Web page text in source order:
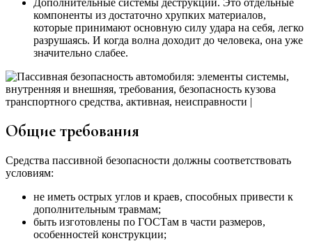
Дополнительные системы деструкции. Это отдельные
компоненты из достаточно хрупких материалов,
которые принимают основную силу удара на себя, легко
разрушаясь. И когда волна доходит до человека, она уже
значительно слабее.
Общие требования
Средства пассивной безопасности должны соответствовать
условиям:
не иметь острых углов и краев, способных привести к
дополнительным травмам;
быть изготовлены по ГОСТам в части размеров,
особенностей конструкции;